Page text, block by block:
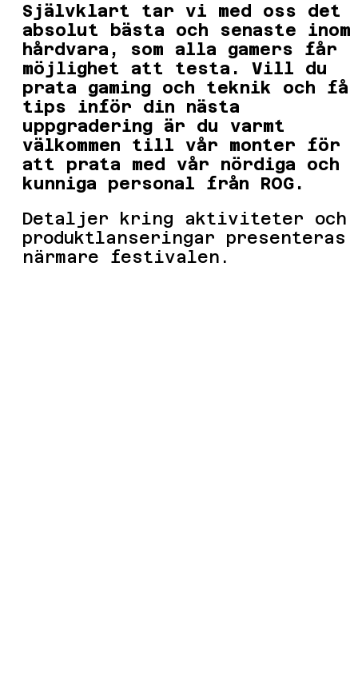
Självklart tar vi med oss det
absolut bästa och senaste inom
hårdvara, som alla gamers får
möjlighet att testa. Vill du
prata gaming och teknik och få
tips inför din nästa
uppgradering är du varmt
välkommen till vår monter för
att prata med vår nördiga och
kunniga personal från ROG.
Detaljer kring aktiviteter och
produktlanseringar presenteras
närmare festivalen.